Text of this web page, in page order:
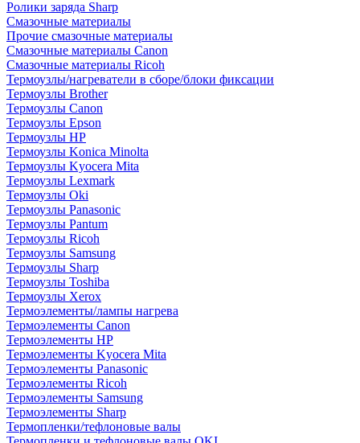
Ролики заряда Sharp
Смазочные материалы
Прочие смазочные материалы
Смазочные материалы Canon
Смазочные материалы Ricoh
Термоузлы/нагреватели в сборе/блоки фиксации
Термоузлы Brother
Термоузлы Canon
Термоузлы Epson
Термоузлы HP
Термоузлы Konica Minolta
Термоузлы Kyocera Mita
Термоузлы Lexmark
Термоузлы Oki
Термоузлы Panasonic
Термоузлы Pantum
Термоузлы Ricoh
Термоузлы Samsung
Термоузлы Sharp
Термоузлы Toshiba
Термоузлы Xerox
Термоэлементы/лампы нагрева
Термоэлементы Canon
Термоэлементы HP
Термоэлементы Kyocera Mita
Термоэлементы Panasonic
Термоэлементы Ricoh
Термоэлементы Samsung
Термоэлементы Sharp
Термопленки/тефлоновые валы